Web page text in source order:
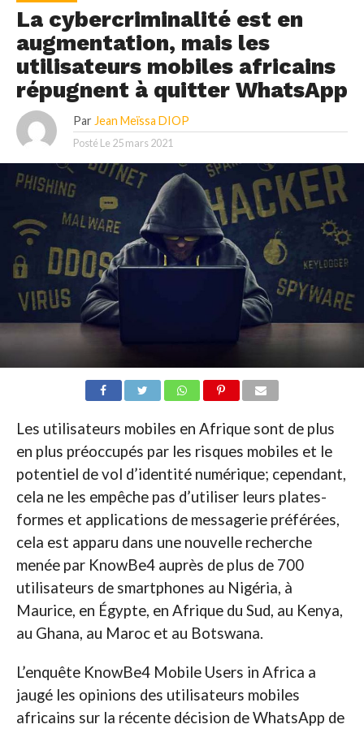
La cybercriminalité est en
augmentation, mais les
utilisateurs mobiles africains
répugnent à quitter WhatsApp
Par Jean Meïssa DIOP
Posté Le 25 mars 2021
Les utilisateurs mobiles en Afrique sont de plus
en plus préoccupés par les risques mobiles et le
potentiel de vol d’identité numérique; cependant,
cela ne les empêche pas d’utiliser leurs plates-
formes et applications de messagerie préférées,
cela est apparu dans une nouvelle recherche
menée par KnowBe4 auprès de plus de 700
utilisateurs de smartphones au Nigéria, à
Maurice, en Égypte, en Afrique du Sud, au Kenya,
au Ghana, au Maroc et au Botswana.
L’enquête KnowBe4 Mobile Users in Africa a
jaugé les opinions des utilisateurs mobiles
africains sur la récente décision de WhatsApp de